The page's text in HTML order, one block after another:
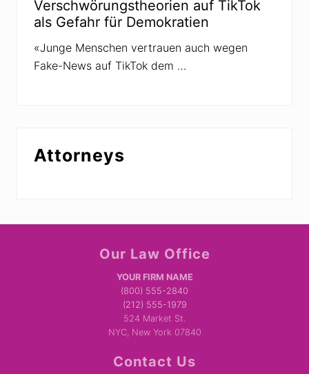
Verschwörungstheorien auf TikTok
als Gefahr für Demokratien
«Junge Menschen vertrauen auch wegen
Fake-News auf TikTok dem …
Attorneys
Our Law Office
YOUR FIRM NAME
(800) 555-2840
(212) 555-1979
524 Market St.
NYC, New York 07840
Contact Us